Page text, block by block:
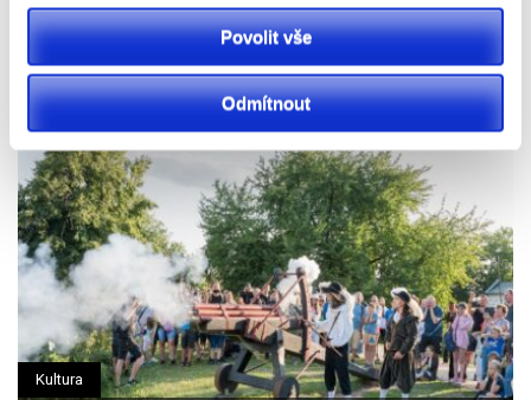
údaje, a nastavte si předvolby včásti s podrobnostmi.
Svůj souhlas můžete kdykoliv změnit nebo odvolat v
části Prohlášení o souborech cookie.
K personalizaci obsahu a reklam, poskytování funkcí
sociálních médií a analýze naší návštěvnosti využíváme
soubory cookie. Informace o tom, jak náš web používáte,
sdílíme se svými partnery pro sociální média, inzerci a
analýzy. Partneři tyto údaje mohou zkombinovat s
dalšími informacemi, které jste jim poskytli nebo které
získali v důsledku toho, že používáte jejich služby.
Povolit vše
Odmítnout
Sport
VIDEO: Sportovní park Pardubice slaví 10. ročník.
Přináší rekordní počet stanovišťi novou aplikaci
Kultura